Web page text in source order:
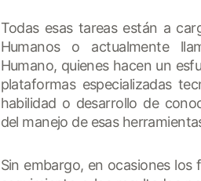
Todas esas tareas están a
Humanos o actualmente
Humano, quienes hacen un
plataformas especializadas
habilidad o desarrollo de
del manejo de esas
Sin embargo, en ocasiones